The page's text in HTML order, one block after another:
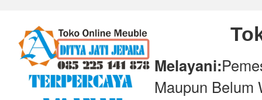
Melayani:
Maupun Belum